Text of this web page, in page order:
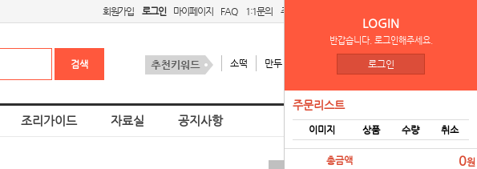
회원가입 로그인 마이페이지 FAQ 1:1문의 주문리스트
소떡 만두
조리가이드 자료실 공지사항
홈FAQ
LOGIN
반갑습니다. 로그인해주세요.
로그인
주문리스트
이미지 상품 수량 취소
총금액 0원